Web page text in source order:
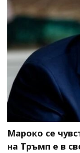
Мароко се
на Тръмп е в